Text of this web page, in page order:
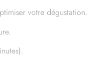
votre dégustation.